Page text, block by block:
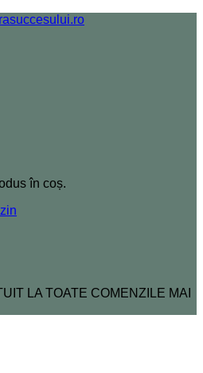
în coș.
LA TOATE COMENZILE MAI